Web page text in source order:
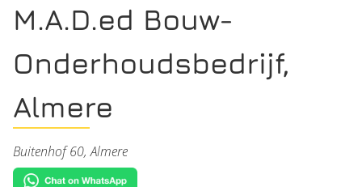
M.A.D.ed Bouw-
Onderhoudsbedrijf,
Almere
Buitenhof 60, Almere